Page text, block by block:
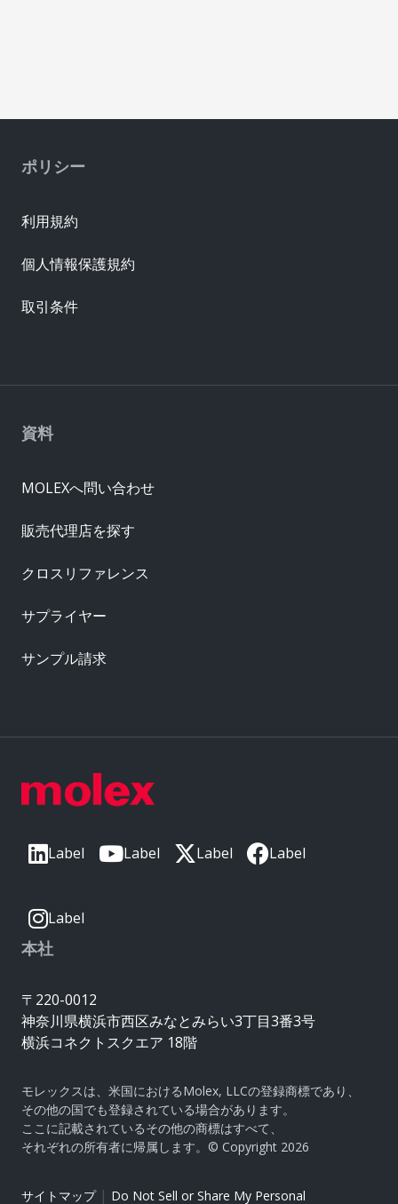
Label Label Label Label
Label
本社
〒220-0012
神奈川県横浜市西区みなとみらい3丁目3番3号
横浜コネクトスクエア 18階
モレックスは、米国におけるMolex, LLCの登録商標であり、
その他の国でも登録されている場合があります。
ここに記載されているその他の商標はすべて、
それぞれの所有者に帰属します。© Copyright 2026
サイトマップ| Do Not Sell or Share My Personal
資料
MOLEXへ問い合わせ
販売代理店を探す
クロスリファレンス
サプライヤー
サンプル請求
ポリシー
利用規約
個人情報保護規約
取引条件